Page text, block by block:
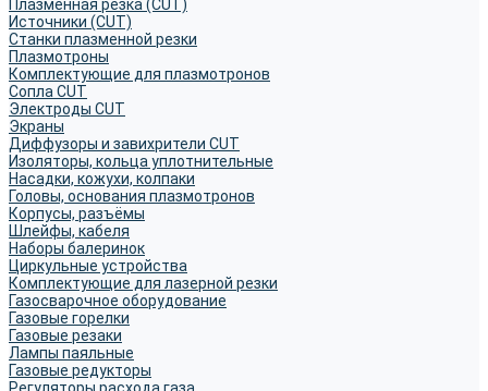
Плазменная резка (CUT)
Источники (CUT)
Станки плазменной резки
Плазмотроны
Комплектующие для плазмотронов
Сопла CUT
Электроды CUT
Экраны
Диффузоры и завихрители CUT
Изоляторы, кольца уплотнительные
Насадки, кожухи, колпаки
Головы, основания плазмотронов
Корпусы, разъёмы
Шлейфы, кабеля
Наборы балеринок
Циркульные устройства
Комплектующие для лазерной резки
Газосварочное оборудование
Газовые горелки
Газовые резаки
Лампы паяльные
Газовые редукторы